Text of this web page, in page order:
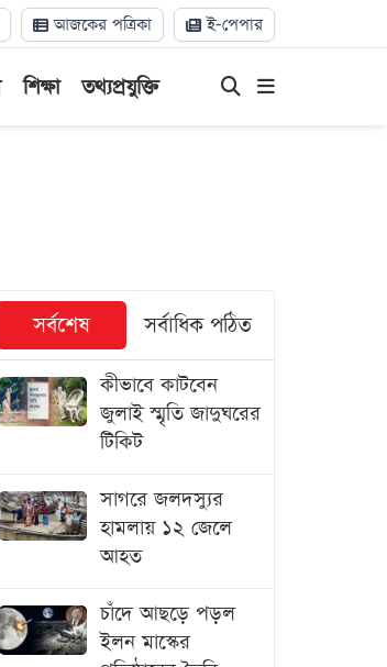
আজকের পত্রিকা ই-পেপার
শিক্ষা তথ্যপ্রযুক্তি
সর্বশেষ সর্বাধিক পঠিত
কীভাবে কাটবেন
জুলাই স্মৃতি জাদুঘরের
টিকিট
সাগরে জলদস্যুর
হামলায় ১২ জেলে
আহত
চাঁদে আছড়ে পড়ল
ইলন মাস্কের